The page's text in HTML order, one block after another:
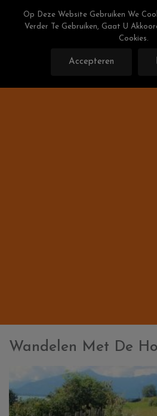
Weight Watchers
Gratis De Weight Watchers
Wandelen Met De
Op Deze Website Gebruiken We
Verder Te Gebruiken, Gaat U
Cookies.
Accepteren